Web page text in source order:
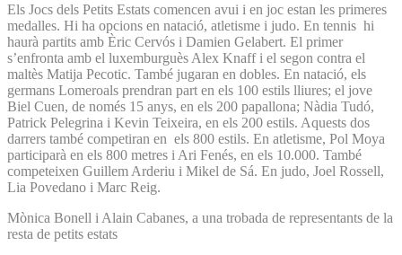
Els Jocs dels Petits Estats comencen avui i en joc estan les primeres
medalles. Hi ha opcions en natació, atletisme i judo. En tennis hi
haurà partits amb Èric Cervós i Damien Gelabert. El primer
s’enfronta amb el luxemburguès Alex Knaff i el segon contra el
maltès Matija Pecotic. També jugaran en dobles. En natació, els
germans Lomeroals prendran part en els 100 estils lliures; el jove
Biel Cuen, de només 15 anys, en els 200 papallona; Nàdia Tudó,
Patrick Pelegrina i Kevin Teixeira, en els 200 estils. Aquests dos
darrers també competiran en els 800 estils. En atletisme, Pol Moya
participarà en els 800 metres i Ari Fenés, en els 10.000. També
competeixen Guillem Arderiu i Mikel de Sá. En judo, Joel Rossell,
Lia Povedano i Marc Reig.
Mònica Bonell i Alain Cabanes, a una trobada de representants de la
resta de petits estats